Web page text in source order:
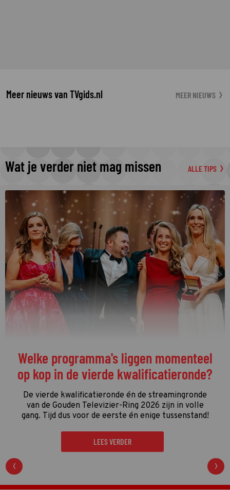
Meer nieuws van TVgids.nl MEER NIEUWS
Wat je verder niet mag missen ALLE TIPS
De streamingtip van de week: The
Idaho Murders: College Nightmare op
Netflix
De driedelige documentaireThe Idaho Murders:
College Nightmaregaat over een van de gruwelijkste
moordzaken van de laatste jaren en is een
regelrechte hit op Netflix.